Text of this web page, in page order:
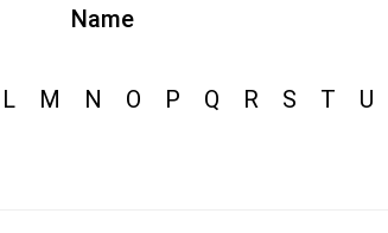
Name
L M N O P Q R S T U